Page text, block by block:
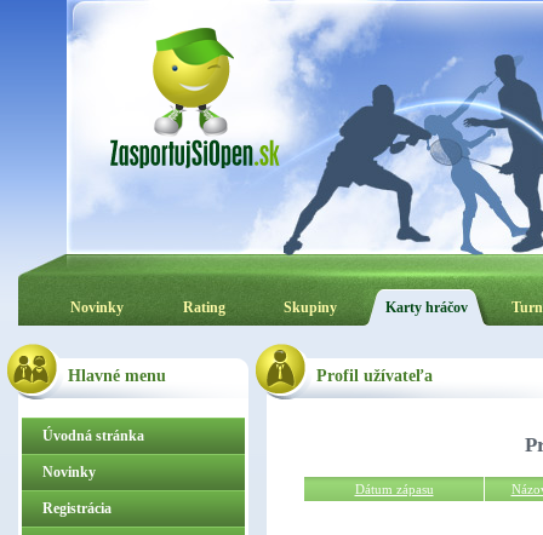
Novinky Rating Skupiny Karty hráčov
Hlavné menu
Úvodná stránka
Novinky
Registrácia
Profil užívateľa
Dátum zápasu